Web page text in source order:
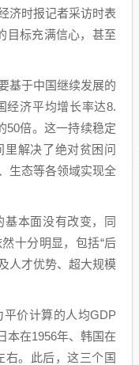
济时报记者采访时表
目标充满信心，甚至
基于中国继续发展的
经济平均增长率达8.
50倍。这一持续稳定
解决了绝对贫困问
生态等各领域实现全
本面没有改变，同
十分明显，包括“后
人才优势、超大规模
平价计算的人均GDP
本在1956年、韩国在
右。此后，这三个国